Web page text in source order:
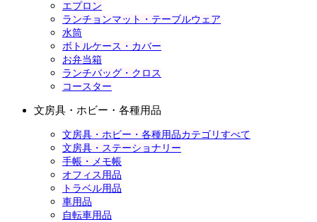
エプロン
ランチョンマット・テーブルウェア
水筒
ボトルケース・カバー
お弁当箱
ランチバッグ・クロス
コースター
文房具・ホビー・各種用品
文房具・ホビー・各種用品カテゴリすべて
文房具・ステーショナリー
手帳・メモ帳
オフィス用品
トラベル用品
車用品
自転車用品